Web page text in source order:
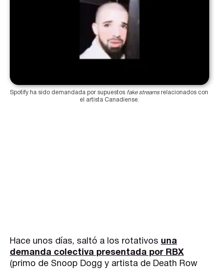
Spotify ha sido demandada por supuestos fake streams relacionados con
el artista Canadiense.
Hace unos días, saltó a los rotativos una
demanda colectiva presentada por RBX
(primo de Snoop Dogg y artista de Death Row